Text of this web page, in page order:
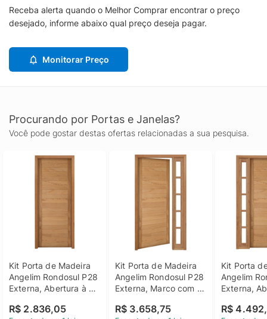
Receba alerta quando o Melhor Comprar encontrar o preço
desejado, informe abaixo qual preço deseja pagar.
Monitorar Preço
Procurando por Portas e Janelas?
Você pode gostar destas ofertas relacionadas a sua pesquisa.
Kit Porta de Madeira
Angelim Rondosul P28
Externa, Abertura à
R$ 2.836,05
Kit Porta de Madeira
Angelim Rondosul P28
Externa, Marco com
Esquerda 213x109 cm
R$ 3.658,75
Kit Porta
Angelim
Externa,
R$